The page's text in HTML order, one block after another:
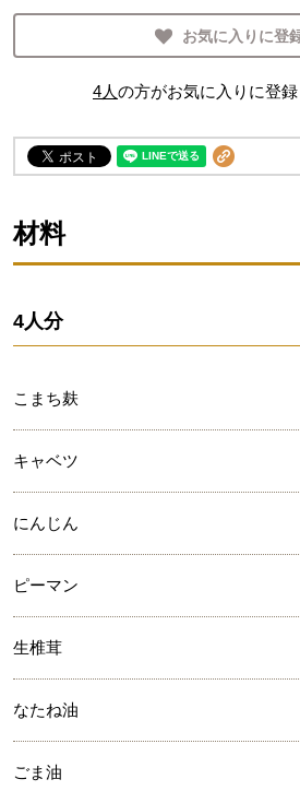
お気に入りに登
4人の方がお気に入りに登録
材料
4人分
こまち麸
キャベツ
にんじん
ピーマン
生椎茸
なたね油
ごま油